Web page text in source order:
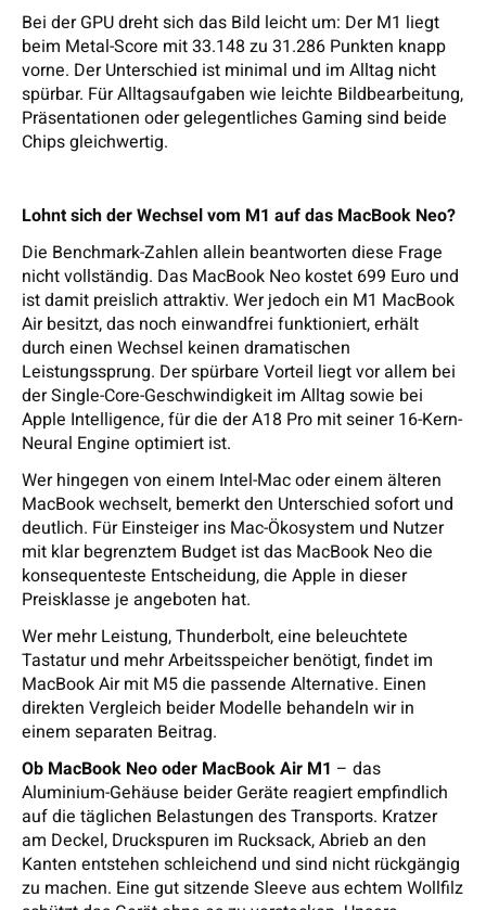
Bei der GPU dreht sich das Bild leicht um: Der M1 liegt
beim Metal-Score mit 33.148 zu 31.286 Punkten knapp
vorne. Der Unterschied ist minimal und im Alltag nicht
spürbar. Für Alltagsaufgaben wie leichte Bildbearbeitung,
Präsentationen oder gelegentliches Gaming sind beide
Chips gleichwertig.
Lohnt sich der Wechsel vom M1 auf das MacBook Neo?
Die Benchmark-Zahlen allein beantworten diese Frage
nicht vollständig. Das MacBook Neo kostet 699 Euro und
ist damit preislich attraktiv. Wer jedoch ein M1 MacBook
Air besitzt, das noch einwandfrei funktioniert, erhält
durch einen Wechsel keinen dramatischen
Leistungssprung. Der spürbare Vorteil liegt vor allem bei
der Single-Core-Geschwindigkeit im Alltag sowie bei
Apple Intelligence, für die der A18 Pro mit seiner 16-Kern-
Neural Engine optimiert ist.
Wer hingegen von einem Intel-Mac oder einem älteren
MacBook wechselt, bemerkt den Unterschied sofort und
deutlich. Für Einsteiger ins Mac-Ökosystem und Nutzer
mit klar begrenztem Budget ist das MacBook Neo die
konsequenteste Entscheidung, die Apple in dieser
Preisklasse je angeboten hat.
Wer mehr Leistung, Thunderbolt, eine beleuchtete
Tastatur und mehr Arbeitsspeicher benötigt, findet im
MacBook Air mit M5 die passende Alternative. Einen
direkten Vergleich beider Modelle behandeln wir in
einem separaten Beitrag.
Ob MacBook Neo oder MacBook Air M1 – das
Aluminium-Gehäuse beider Geräte reagiert empfindlich
auf die täglichen Belastungen des Transports. Kratzer
am Deckel, Druckspuren im Rucksack, Abrieb an den
Kanten entstehen schleichend und sind nicht rückgängig
zu machen. Eine gut sitzende Sleeve aus echtem Wollfilz